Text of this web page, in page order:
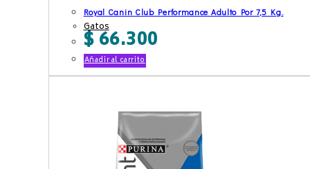
Royal Canin Club Performance Adulto Por 7,5 Kg.
Gatos
$66.300
Añadir al carrito